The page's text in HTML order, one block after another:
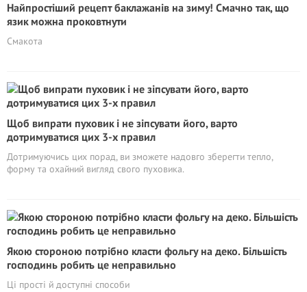
Найпростіший рецепт баклажанів на зиму! Смачно так, що
язик можна проковтнути
Смакота
Щоб випрати пуховик і не зіпсувати його, варто
дотримуватися цих 3-х правил
Дотримуючись цих порад, ви зможете надовго зберегти тепло,
форму та охайний вигляд свого пуховика.
Якою стороною потрібно класти фольгу на деко. Більшість
господинь робить це неправильно
Ці прості й доступні способи